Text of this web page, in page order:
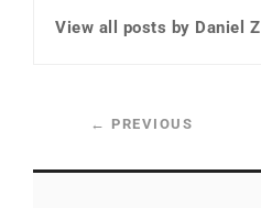
View all posts by Daniel Z
← PREVIOUS